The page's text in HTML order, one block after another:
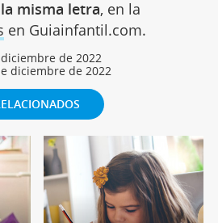
misma letra, en la
en Guiainfantil.com.
de 2022
diciembre de 2022